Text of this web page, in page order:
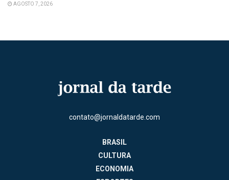
AGOSTO 7, 2026
contato@jornaldatarde.com
BRASIL
CULTURA
ECONOMIA